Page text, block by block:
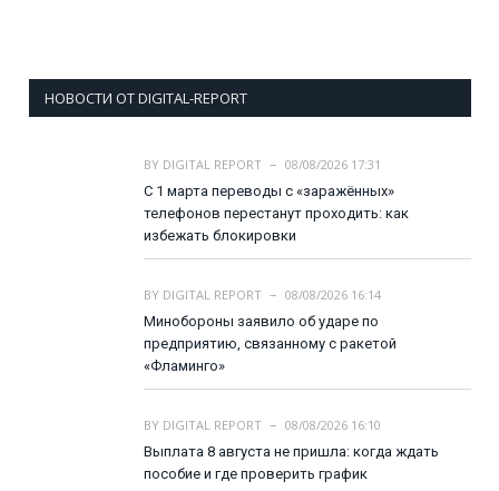
НОВОСТИ ОТ DIGITAL-REPORT
BY DIGITAL REPORT
08/08/2026 17:31
С 1 марта переводы с «заражённых»
телефонов перестанут проходить: как
избежать блокировки
BY DIGITAL REPORT
08/08/2026 16:14
Минобороны заявило об ударе по
предприятию, связанному с ракетой
«Фламинго»
BY DIGITAL REPORT
08/08/2026 16:10
Выплата 8 августа не пришла: когда ждать
пособие и где проверить график